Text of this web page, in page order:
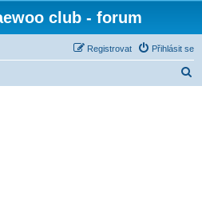
club - forum
Přihlásit se
Registrovat